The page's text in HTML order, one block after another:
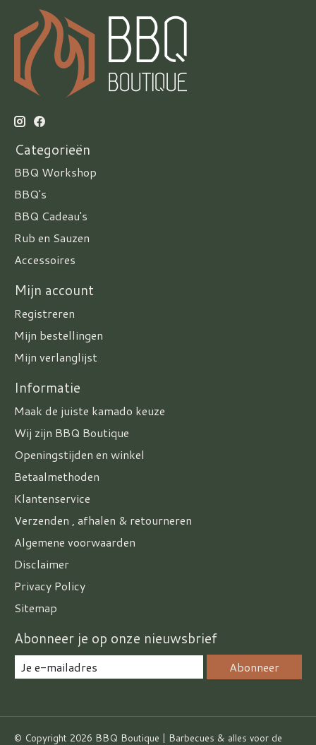
Categorieën
BBQ Workshop
BBQ's
BBQ Cadeau's
Rub en Sauzen
Accessoires
Mijn account
Registreren
Mijn bestellingen
Mijn verlanglijst
Informatie
Maak de juiste kamado keuze
Wij zijn BBQ Boutique
Openingstijden en winkel
Betaalmethoden
Klantenservice
Verzenden , afhalen & retourneren
Algemene voorwaarden
Disclaimer
Privacy Policy
Sitemap
Abonneer je op onze nieuwsbrief
Abonneer
© Copyright 2026 BBQ Boutique | Barbecues & alles voor de